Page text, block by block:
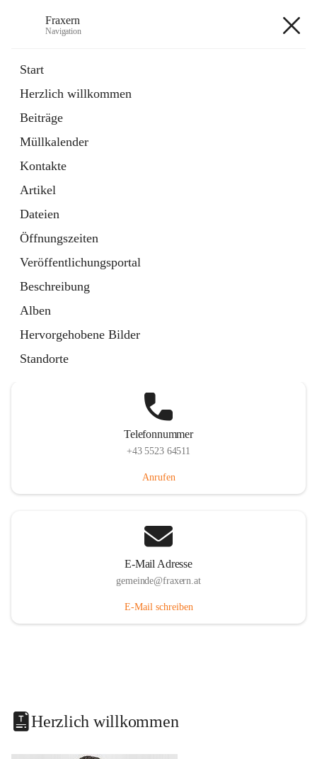
Fraxern
Navigation
Start
Herzlich willkommen
Beiträge
Müllkalender
Kontakte
Artikel
Dateien
Öffnungszeiten
Veröffentlichungsportal
Beschreibung
Alben
Hervorgehobene Bilder
Standorte
Ordner
in
Tab
Formulare
Artikel
öffnet
in
neuem
Tab
Telefonnummer
+43 5523 64511
Anrufen
E-Mail Adresse
gemeinde@fraxern.at
E-Mail schreiben
Herzlich willkommen